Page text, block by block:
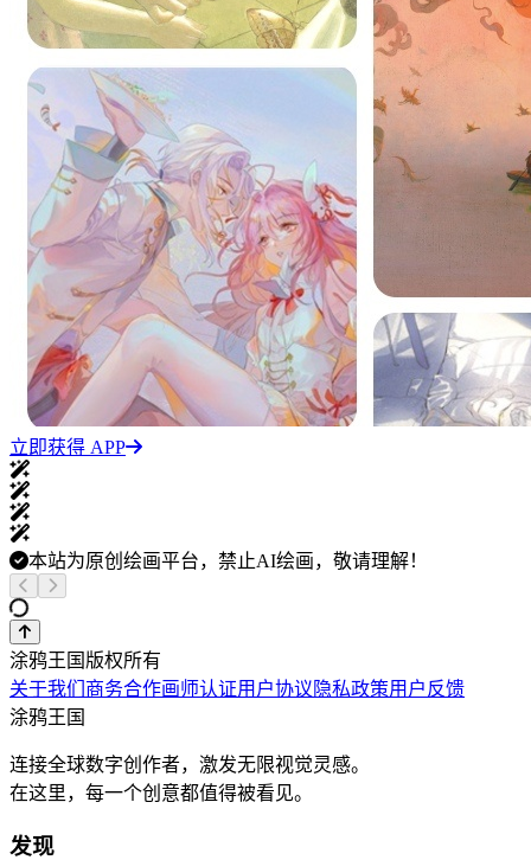
立即获得 APP
本站为原创绘画平台，禁止AI绘画，敬请理解！
涂鸦王国版权所有
关于我们 商务合作画师认证用户协议 隐私政策用户反馈
涂鸦王国
连接全球数字创作者，激发无限视觉灵感。
在这里，每一个创意都值得被看见。
发现